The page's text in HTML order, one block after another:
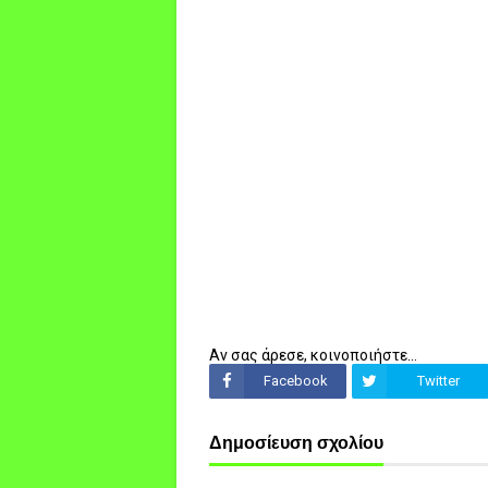
Αν σας άρεσε, κοινοποιήστε...
Facebook Twitter
Δημοσίευση σχολίου